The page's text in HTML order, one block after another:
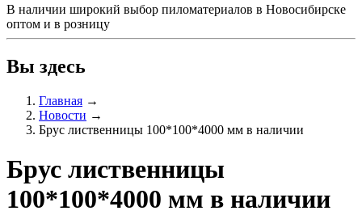
В наличии широкий выбор пиломатериалов в Новосибирске
оптом и в розницу
Вы здесь
Главная →
Новости →
Брус лиственницы 100*100*4000 мм в наличии
Брус лиственницы
100*100*4000 мм в наличии